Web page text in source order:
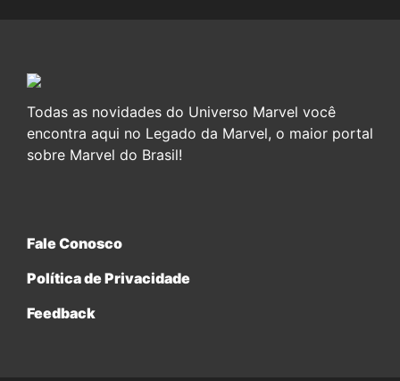
Todas as novidades do Universo Marvel você
encontra aqui no Legado da Marvel, o maior portal
sobre Marvel do Brasil!
Fale Conosco
Política de Privacidade
Feedback